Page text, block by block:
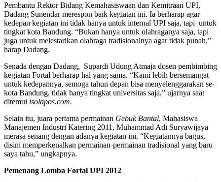
Pembantu Rektor Bidang Kemahasiswaan dan Kemitraan UPI,
Dadang Sunendar merespon baik kegiatan ini. Ia berharap agar
kedepan kegiatan ini tidak hanya untuk internal UPI saja, tapi untuk
tingkat kota Bandung. “Bukan hanya untuk olahraganya saja, tapi
juga untuk melestarikan olahraga tradisionalnya agar tidak punah,”
harap Dadang.
Senada dengan Dadang, Supardi Udung Atmaja dosen pembimbing
kegiatan Fortal berharap hal yang sama. “Kami lebih bersemangat
untuk kedepannya, semoga tahun depan bisa menyelenggarakan se-
kota Bandung, tidak hanya tingkat universitas saja,” ujarnya saat
ditemui isolapos.com.
Selain itu, juara pertama permainan Gebuk Bantal, Mahasiswa
Manajemen Industri Katering 2011, Muhammad Adi Suryawijaya
merasa senang dengan adanya kegiatan ini. “Kegiatannya bagus,
disini memperkenalkan permainan-permainan tradisional yang baru
saya tahu,” ungkapnya.
Pemenang Lomba Fortal UPI 2012